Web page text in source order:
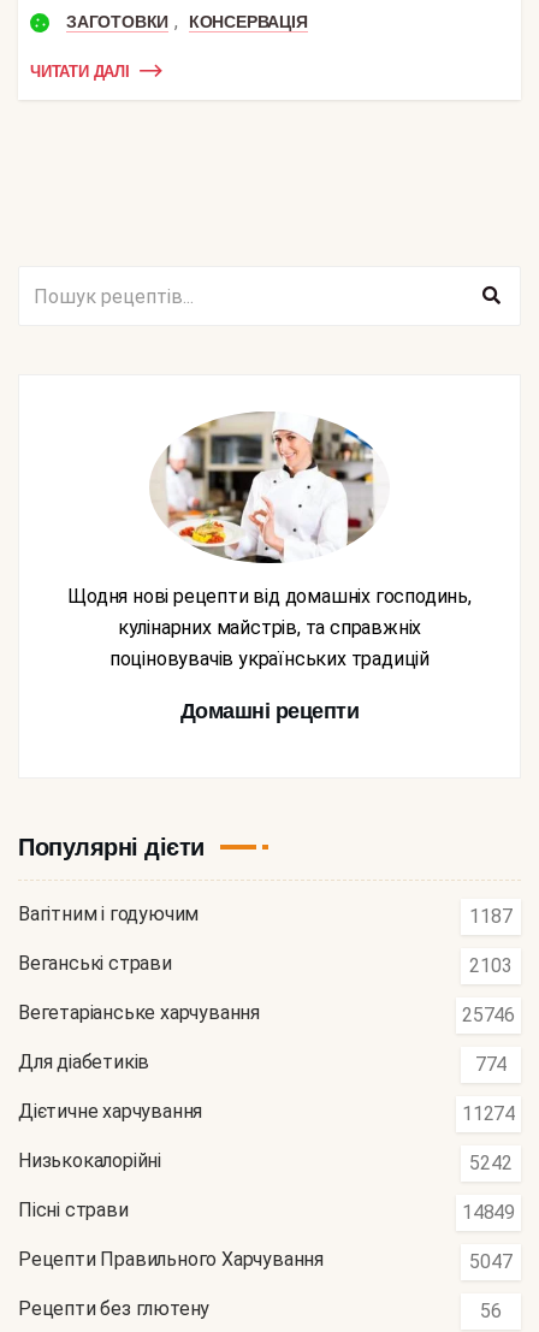
ЗАГОТОВКИ , КОНСЕРВАЦІЯ
ЧИТАТИ ДАЛІ
Щодня нові рецепти від домашніх господинь,
кулінарних майстрів, та справжніх
поціновувачів українських традицій
Домашні рецепти
Популярні дієти
Вагітним і годуючим 1187
Веганські страви 2103
Вегетаріанське харчування 25746
Для діабетиків 774
Дієтичне харчування 11274
Низькокалорійні 5242
Пісні страви 14849
Рецепти Правильного Харчування 5047
Рецепти без глютену 56